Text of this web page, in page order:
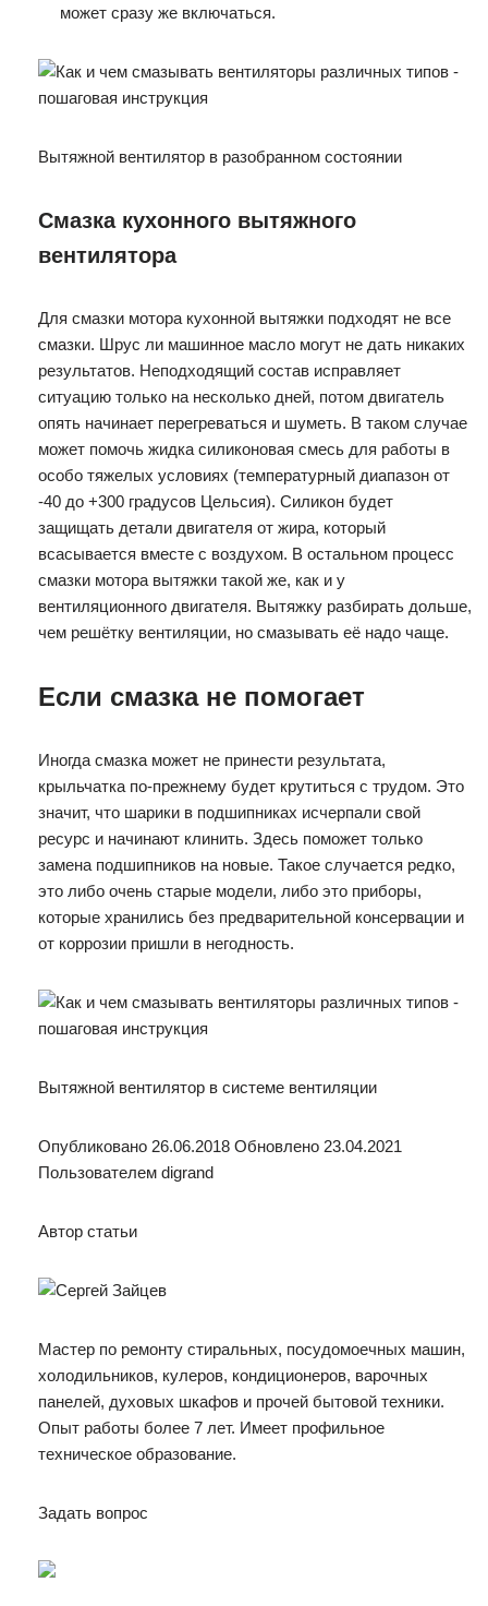
может сразу же включаться.
Вытяжной вентилятор в разобранном состоянии
Смазка кухонного вытяжного
вентилятора
Для смазки мотора кухонной вытяжки подходят не все
смазки. Шрус ли машинное масло могут не дать никаких
результатов. Неподходящий состав исправляет
ситуацию только на несколько дней, потом двигатель
опять начинает перегреваться и шуметь. В таком случае
может помочь жидка силиконовая смесь для работы в
особо тяжелых условиях (температурный диапазон от
-40 до +300 градусов Цельсия). Силикон будет
защищать детали двигателя от жира, который
всасывается вместе с воздухом. В остальном процесс
смазки мотора вытяжки такой же, как и у
вентиляционного двигателя. Вытяжку разбирать дольше,
чем решётку вентиляции, но смазывать её надо чаще.
Если смазка не помогает
Иногда смазка может не принести результата,
крыльчатка по-прежнему будет крутиться с трудом. Это
значит, что шарики в подшипниках исчерпали свой
ресурс и начинают клинить. Здесь поможет только
замена подшипников на новые. Такое случается редко,
это либо очень старые модели, либо это приборы,
которые хранились без предварительной консервации и
от коррозии пришли в негодность.
Вытяжной вентилятор в системе вентиляции
Опубликовано 26.06.2018 Обновлено 23.04.2021
Пользователем digrand
Автор статьи
Мастер по ремонту стиральных, посудомоечных машин,
холодильников, кулеров, кондиционеров, варочных
панелей, духовых шкафов и прочей бытовой техники.
Опыт работы более 7 лет. Имеет профильное
техническое образование.
Задать вопрос